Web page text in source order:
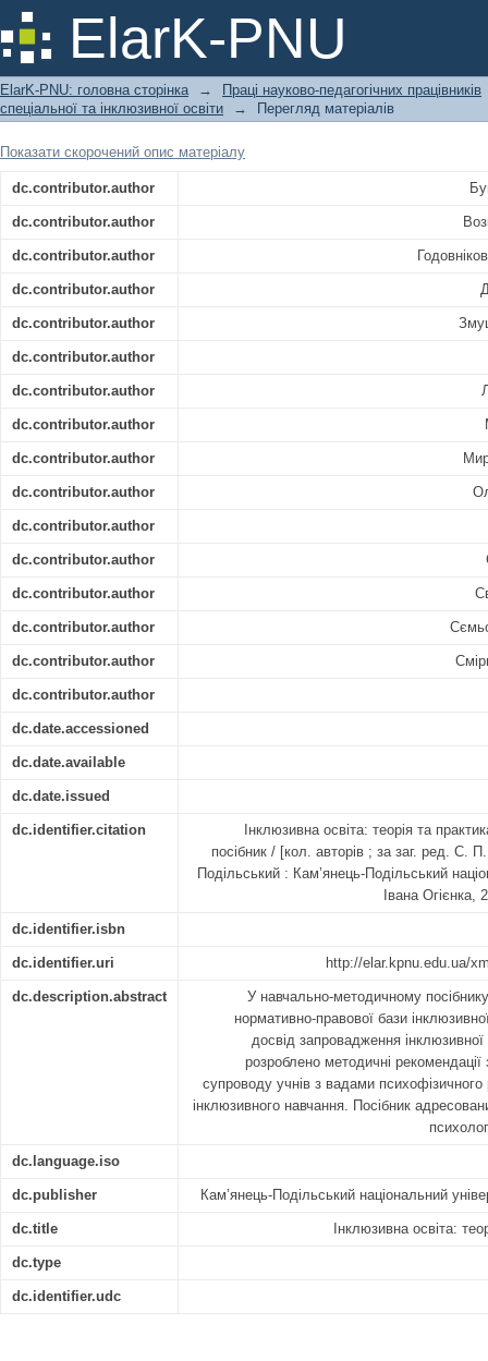
ElarK-PNU
Інклюзивна освіта: теорія та
ElarK-PNU: головна сторінка →
Праці науково-педагогічних працівників
спеціальної та інклюзивної освіти
→ Перегляд матеріалів
Показати скорочений опис матеріалу
dc.contributor.author
dc.contributor.author
dc.contributor.author
dc.contributor.author
dc.contributor.author
dc.contributor.author
dc.contributor.author
dc.contributor.author
dc.contributor.author
dc.contributor.author
dc.contributor.author
dc.contributor.author
dc.contributor.author
dc.contributor.author
dc.contributor.author
dc.contributor.author
dc.date.accessioned
dc.date.available
dc.date.issued
dc.identifier.citation
Інклюзивна освіта: теорія та
посібник / [кол. авторів ; за заг. ред. С.
Подільський : Кам’янець-Подільський
Івана
dc.identifier.isbn
dc.identifier.uri http://elar.kpnu.edu.ua/
dc.description.abstract
У навчально-методичному
нормативно-правової бази
досвід запровадження
розроблено методичні рекомендації
супроводу учнів з вадами
інклюзивного навчання. Посібник
dc.language.iso
dc.publisher Кам’янець-Подільський національний
dc.title Інклюзивна освіта:
dc.type
dc.identifier.udc